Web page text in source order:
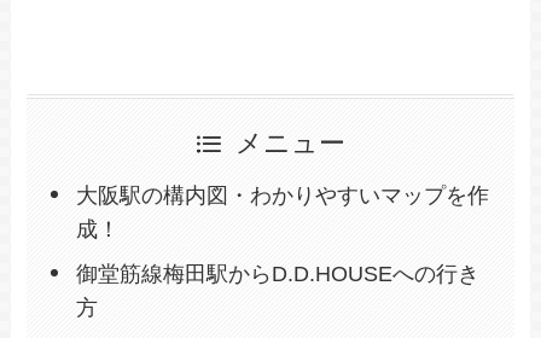
メニュー
大阪駅の構内図・わかりやすいマップを作
成！
御堂筋線梅田駅からD.D.HOUSEへの行き
方